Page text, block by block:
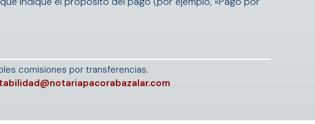
comisiones por transferencias.